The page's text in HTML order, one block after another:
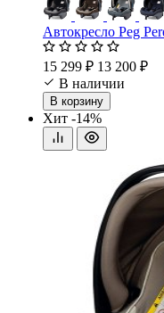
Автокресло Peg
15 299 ₽ 13 200 ₽
В наличии
В корзину
Хит -14%